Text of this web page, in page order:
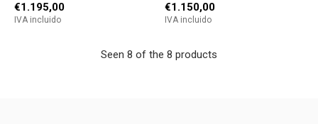
€1.195,00
IVA incluido
€1.150,00
IVA incluido
Seen 8 of the 8 products